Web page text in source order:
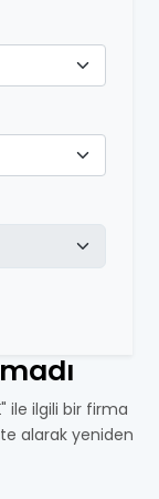
" ile ilgili bir firma
alarak yeniden